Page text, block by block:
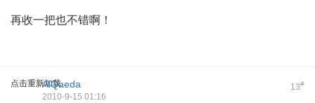
再收一把也不错啊！
点击重新加载 13#
AlQaeda
2010-9-15 01:16